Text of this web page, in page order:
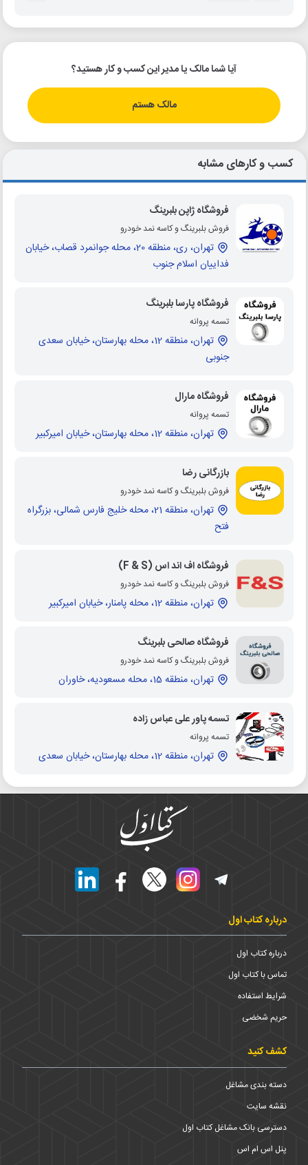
آیا شما مالک یا مدیر این کسب و کار هستید؟
مالک هستم
کسب و کارهای مشابه
فروشگاه ژاپن بلبرینگ
فروش بلبرینگ و کاسه نمد خودرو
تهران، ری، منطقه 20، محله جوانمرد قصاب، خیابان
فداییان اسلام جنوب
فروشگاه پارسا بلبرینگ
تسمه پروانه
تهران، منطقه 12، محله بهارستان، خیابان سعدی
جنوبی
فروشگاه مارال
تسمه پروانه
تهران، منطقه 12، محله بهارستان، خیابان امیرکبیر
بازرگانی رضا
فروش بلبرینگ و کاسه نمد خودرو
تهران، منطقه 21، محله خلیج فارس شمالی، بزرگراه
فتح
فروشگاه اف اند اس (F & S)
فروش بلبرینگ و کاسه نمد خودرو
تهران، منطقه 12، محله پامنار، خیابان امیرکبیر
فروشگاه صالحی بلبرینگ
فروش بلبرینگ و کاسه نمد خودرو
تهران، منطقه 15، محله مسعودیه، خاوران
تسمه پاور علی عباس زاده
تسمه پروانه
تهران، منطقه 12، محله بهارستان، خیابان سعدی
درباره کتاب اول
درباره کتاب اول
تماس با کتاب اول
شرایط استفاده
حریم شخضی
کشف کنید
دسته بندی مشاغل
نقشه سایت
دسترسی بانک مشاغل کتاب اول
پنل اس ام اس